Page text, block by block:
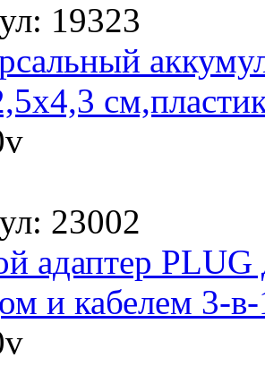
19323
v
23002
адаптер PLUG
и кабелем 3-
v